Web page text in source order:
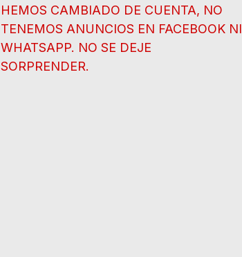
HEMOS CAMBIADO DE CUENTA, NO
TENEMOS ANUNCIOS EN FACEBOOK NI
WHATSAPP. NO SE DEJE
SORPRENDER.